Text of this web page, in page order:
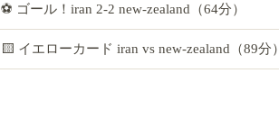
⚽ ゴール！iran 2-2 new-zealand（64分）
🟨 イエローカード iran vs new-zealand（89分）